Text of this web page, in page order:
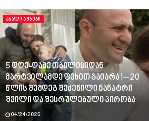
ᲐᲮᲐᲚᲘ ᲐᲛᲑᲔᲑᲘ
5 დღე-ღამე თბილისიდან
მარტვილამდე ფეხით გაიარა! – 20
წლის შემდეგ შეძენილი ნანატრი
შვილი და შესრულებული პირობა
04/24/2026